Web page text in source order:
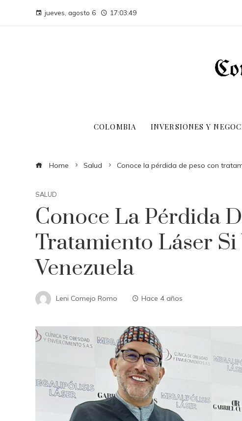
jueves, agosto 6 17:03:50
COLOMBIA INVERSIONES Y
Home Salud Conoce la pérdida de peso con
SALUD
Conoce La Pérdida
Tratamiento Láser Si
Venezuela
Leni Comejo Romo Hace 4 años